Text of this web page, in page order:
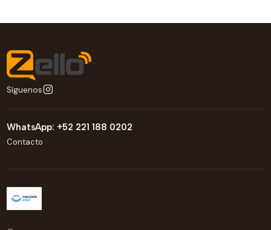
Síguenos
WhatsApp: +52 221 188 0202
Contacto